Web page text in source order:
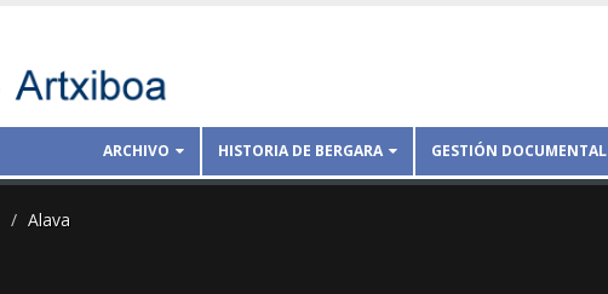
ARCHIVO HISTORIA DE BERGARA GESTIÓN DOCUMENTAL
Alava